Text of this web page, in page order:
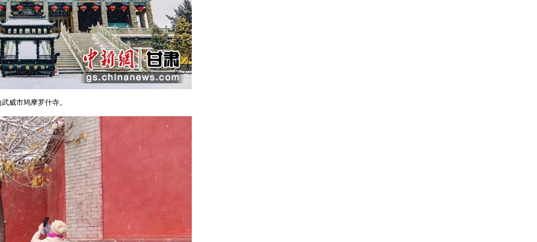
威市鸠摩罗什寺。